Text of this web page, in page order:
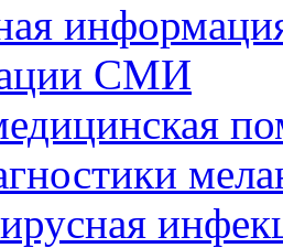
СМИ